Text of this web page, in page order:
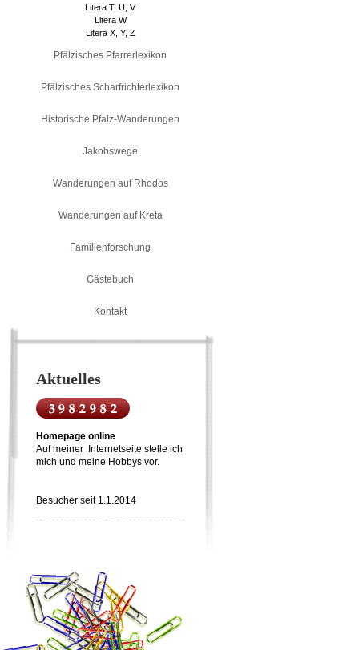
Litera T, U, V
Litera W
Litera X, Y, Z
Pfälzisches Pfarrerlexikon
Pfälzisches Scharfrichterlexikon
Historische Pfalz-Wanderungen
Jakobswege
Wanderungen auf Rhodos
Wanderungen auf Kreta
Familienforschung
Gästebuch
Kontakt
Aktuelles
Homepage online
Auf meiner Internetseite stelle ich
mich und meine Hobbys vor.
Besucher seit 1.1.2014